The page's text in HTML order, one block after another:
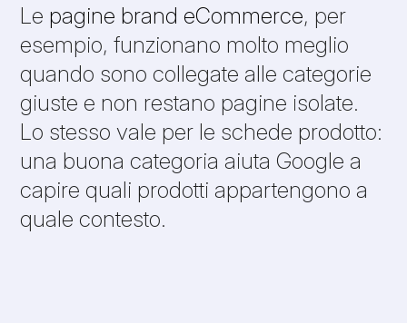
Le pagine brand eCommerce, per
esempio, funzionano molto meglio
quando sono collegate alle categorie
giuste e non restano pagine isolate.
Lo stesso vale per le schede prodotto:
una buona categoria aiuta Google a
capire quali prodotti appartengono a
quale contesto.